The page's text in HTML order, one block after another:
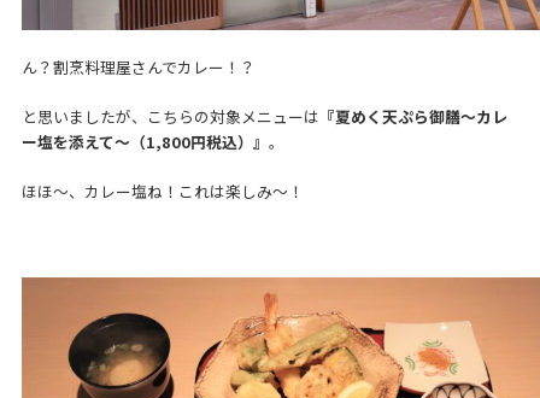
ん？割烹料理屋さんでカレー！？
と思いましたが、こちらの対象メニューは 『夏めく天ぷら御膳～カレ
ー塩を添えて～（1,800円税込）』 。
ほほ～、カレー塩ね！これは楽しみ～！